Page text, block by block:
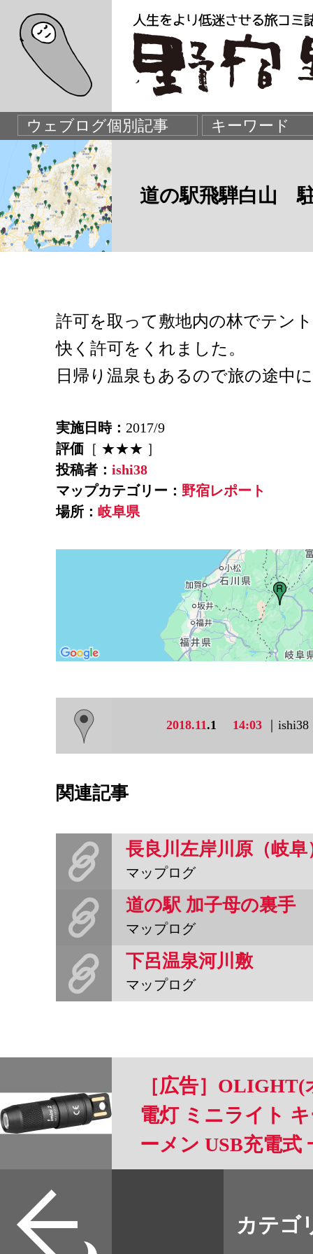
道の駅飛騨白山
許可を取って敷地内の林でテン
快く許可をくれました。
日帰り温泉もあるので旅の途中
実施日時： 2017/9
評価 ［ ★★★ ］
投稿者： ishi38
マップカテゴリー： 野宿レポート
場所： 岐阜県
2018.11.1 14:03 ｜ishi38
関連記事
長良川左岸川原（岐阜
マップログ
道の駅 加子母の裏手
マップログ
下呂温泉河川敷
マップログ
［広告］
電灯 ミニライト
ーメン USB充電式
急用 強力 防災 夜
カテゴ
取扱店